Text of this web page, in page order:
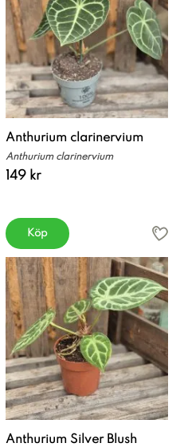
Anthurium clarinervium
Anthurium clarinervium
149 kr
Köp
Anthurium Silver Blush